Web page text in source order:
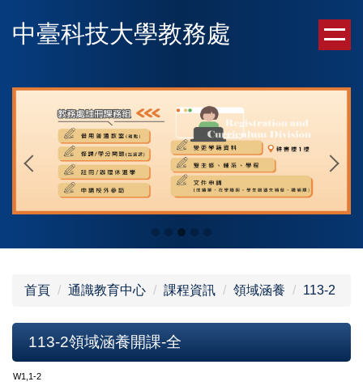
到
內
中臺科技大學教務處
首頁 通識教育中心 課程資訊 領域涵養 113-2
113-2領域涵養開課-全
W1,1-2